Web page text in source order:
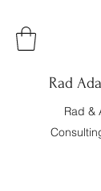
Rad
Rad &